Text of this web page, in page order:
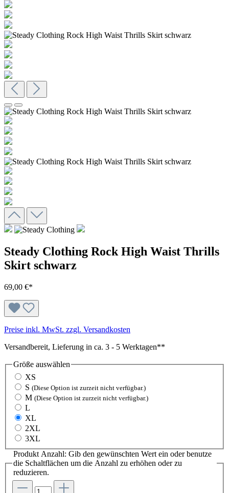
Steady Clothing Rock High Waist Thrills
Skirt schwarz
69,00 €*
Preise inkl. MwSt. zzgl. Versandkosten
Versandbereit, Lieferung in ca. 3 - 5 Werktagen**
Größe auswählen
XS
S (Diese Option ist zurzeit nicht verfügbar.)
M (Diese Option ist zurzeit nicht verfügbar.)
L
XL
2XL
3XL
Produkt Anzahl: Gib den gewünschten Wert ein oder benutze
die Schaltflächen um die Anzahl zu erhöhen oder zu
reduzieren.